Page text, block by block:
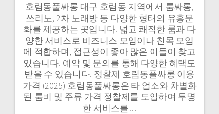
호림동풀싸롱 대구 호림동 지역에서 룸싸롱,
쓰리노, 2차 노래방 등 다양한 형태의 유흥문
화를 제공하는 곳입니다. 넓고 쾌적한 룸과 다
양한 서비스로 비즈니스 모임이나 친목 모임
에 적합하며, 접근성이 좋아 많은 이들이 찾고
있습니다. 예약 및 문의를 통해 다양한 혜택도
받을 수 있습니다. 정찰제 호림동풀싸롱 이용
가격 (2025) 호림동풀싸롱은 타 업소와 차별화
된 룸비 및 주류 가격 정찰제를 도입하여 투명
한 서비스를…